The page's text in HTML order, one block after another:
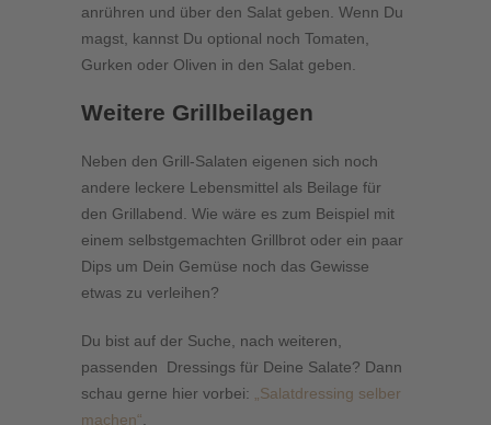
anrühren und über den Salat geben. Wenn Du
magst, kannst Du optional noch Tomaten,
Gurken oder Oliven in den Salat geben.
Weitere Grillbeilagen
Neben den Grill-Salaten eigenen sich noch
andere leckere Lebensmittel als Beilage für
den Grillabend. Wie wäre es zum Beispiel mit
einem selbstgemachten Grillbrot oder ein paar
Dips um Dein Gemüse noch das Gewisse
etwas zu verleihen?
Du bist auf der Suche, nach weiteren,
passenden Dressings für Deine Salate? Dann
schau gerne hier vorbei: „Salatdressing selber
machen“.